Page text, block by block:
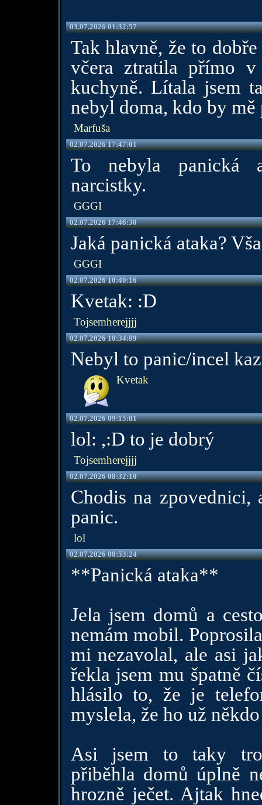
03.07.2026 01:32:57
Tak hlavně, že to
včera ztratila přímo
kuchyně. Lítala jsem
nebyl doma, kdo by
Marfuša
02.07.2026 17:47:01
To nebyla panická
narcistky.
GGGI
02.07.2026 17:46:30
Jaká panická ataka?
GGGI
02.07.2026 10:40:16
Kvetak: :D
Tojsemherejjjj
02.07.2026 10:34:09
Nebyl to panic/incel
Kvetak
02.07.2026 09:15:01
lol: ,:D to je dobrý
Tojsemherejjjj
02.07.2026 08:32:10
Chodis na zpovednici,
panic.
lol
02.07.2026 00:53:24
**Panická ataka**
Jela jsem domů a
nemám mobil.
mi nezavolal, ale asi
řekla jsem mu špatně
hlásilo to, že je
myslela, že ho už
Asi jsem to taky
přiběhla domů úplně
hrozně ječet. Ajtak